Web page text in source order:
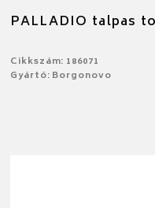
PALLADIO talpas
Cikkszám: 186071
Gyártó: Borgonovo